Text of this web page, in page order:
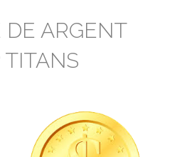
ARGENT
TITANS